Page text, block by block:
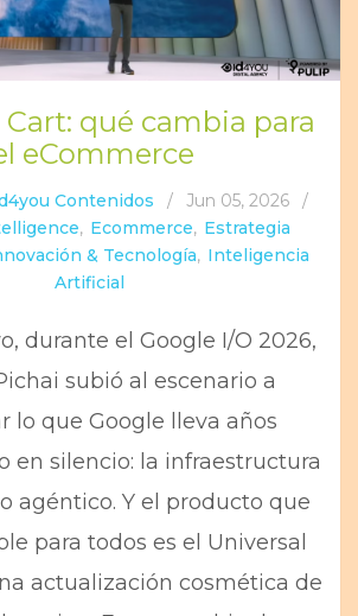
Cart: qué cambia para
eCommerce
Contenidos / Jun 05, 2026
/
, Ecommerce, Estrategia
& Tecnología, Inteligencia
Artificial
durante el Google I/O 2026,
subió al escenario a
lo que Google lleva años
en silencio: la infraestructura
agéntico. Y el producto que
para todos es el Universal
actualización cosmética de